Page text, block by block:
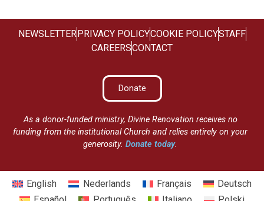
NEWSLETTERPRIVACY POLICYCOOKIE POLICYSTAFF
CAREERSCONTACT
Donate
As a donor-funded ministry, Divine Renovation receives no
funding from the institutional Church and relies entirely on your
generosity.Donate today.
English Nederlands Français
Deutsch